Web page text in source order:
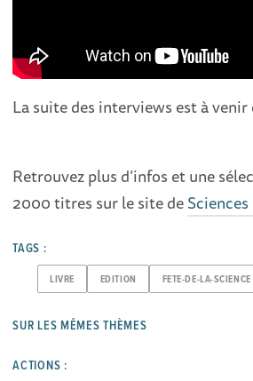
La suite des interviews est à
Retrouvez plus d’infos et une
2000 titres sur le site de
TAGS :
LIVRE EDITION FETE-DE-LA-SCIENCE
SUR LES MÊMES THÈMES
ACTIONS :